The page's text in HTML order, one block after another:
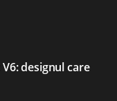
designul care